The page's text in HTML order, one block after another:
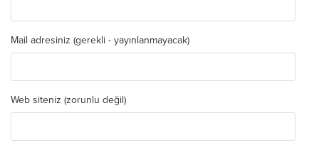
Mail adresiniz (gerekli - yayınlanmayacak)
Web siteniz (zorunlu değil)